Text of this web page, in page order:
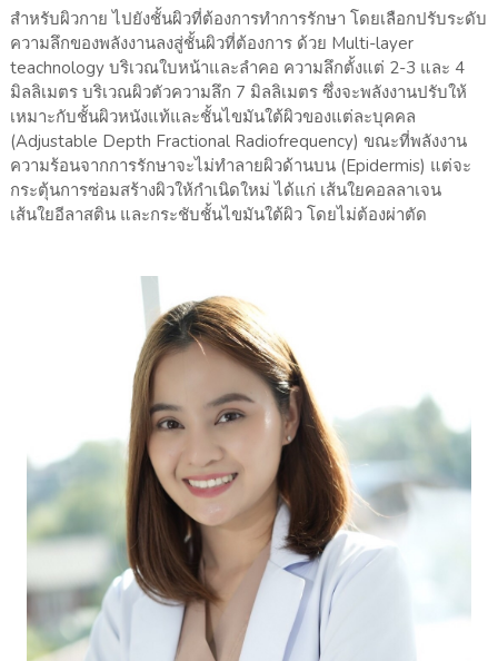
สำหรับผิวกาย ไปยังชั้นผิวที่ต้องการทำการรักษา โดยเลือกปรับระดับ
ความลึกของพลังงานลงสู่ชั้นผิวที่ต้องการ ด้วย Multi-layer
teachnology บริเวณใบหน้าและลำคอ ความลึกตั้งแต่ 2-3 และ 4
มิลลิเมตร บริเวณผิวตัวความลึก 7 มิลลิเมตร ซึ่งจะพลังงานปรับให้
เหมาะกับชั้นผิวหนังแท้และชั้นไขมันใต้ผิวของแต่ละบุคคล
(Adjustable Depth Fractional Radiofrequency) ขณะที่พลังงาน
ความร้อนจากการรักษาจะไม่ทำลายผิวด้านบน (Epidermis) แต่จะ
กระตุ้นการซ่อมสร้างผิวให้กำเนิดใหม่ ได้แก่ เส้นใยคอลลาเจน
เส้นใยอีลาสติน และกระชับชั้นไขมันใต้ผิว โดยไม่ต้องผ่าตัด